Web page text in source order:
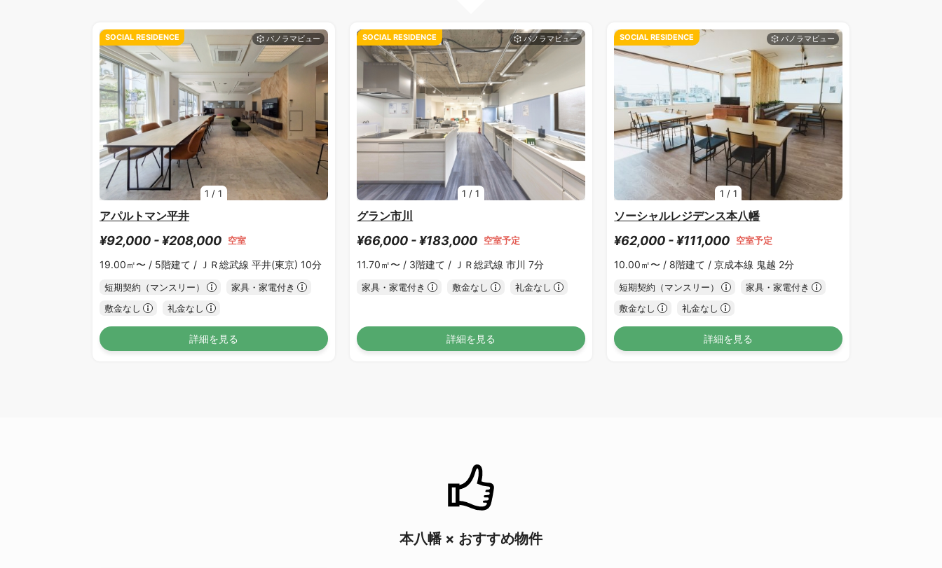
1 /1
SOCIAL RESIDENCE
アパルトマン平井
¥92,000 - ¥208,000 空室
19.00㎡〜 / 5階建て / ＪＲ総武線 平井(東京) 10分
短期契約（マンスリー）
家具・家電付き
敷金なし
礼金なし
詳細を見る
1 /1
SOCIAL RESIDENCE
グラン市川
¥66,000 - ¥183,000 空室予定
11.70㎡〜 / 3階建て / ＪＲ総武線 市川 7分
家具・家電付き 敷金なし 礼金なし
詳細を見る
1 / 1
SOCIAL RESIDENCE
ソーシャルレジデンス本八幡
¥62,000 - ¥111,000 空室予定
10.00㎡〜 / 8階建て /京成本線 鬼越 2分
短期契約（マンスリー）
家具・家電付き
敷金なし
礼金なし
詳細を見る
本八幡 × おすすめ物件